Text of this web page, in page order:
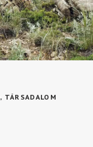
, TÁRSADALOM